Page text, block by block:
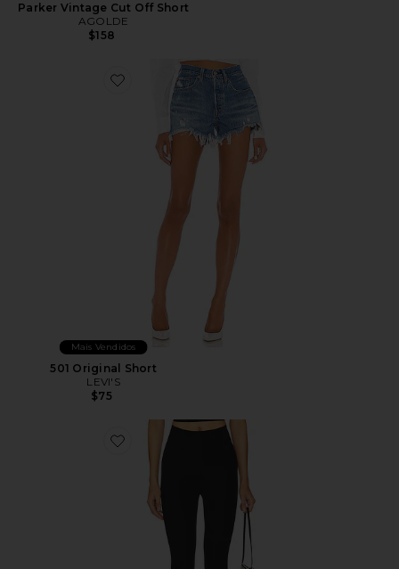
Parker Vintage Cut Off Short
AGOLDE
$158
Favorite 501 Original Short
Mais Vendidos
501 Original Short
LEVI'S
$75
Favorite Neoprene Capri Legging